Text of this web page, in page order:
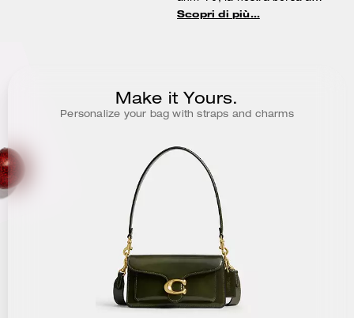
spalla strutturata Tabby è
spalla corta o a tracolla. È
rifinita con la nostra iconica
tocco distintivo.
Scopri di più…
Make it Yours.
Personalize your bag with straps and charms